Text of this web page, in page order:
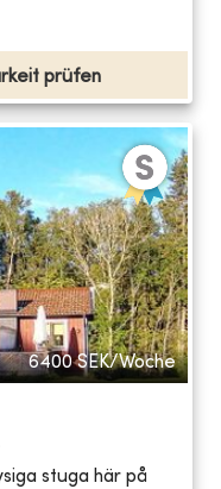
prüfen
6400 SEK/Woche
stuga här på